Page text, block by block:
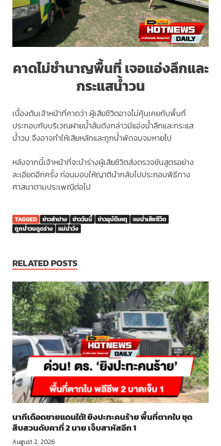
คาดไม่ชำนาญพื้นที่ เจอแอ่งลึกและ
กระแสน้ำวน
เบื้องต้นเจ้าหน้าที่คาดว่า ผู้เสียชีวิตอาจไม่คุ้นเคยกับพื้นที่
ประกอบกับบริเวณฝายน้ำล้นดังกล่าวมีแอ่งน้ำลึกและกระแส
น้ำวน จึงอาจทำให้เสียหลักและถูกน้ำพัดจนจมหายไป
หลังจากนี้เจ้าหน้าที่จะนำร่างผู้เสียชีวิตส่งตรวจชันสูตรอย่าง
ละเอียดอีกครั้ง ก่อนมอบให้ญาตินำกลับไปประกอบพิธีทาง
ศาสนาตามประเพณีต่อไป
TAGGED ข่าวลำปาง ข่าววันนี้ ข่าวอุบัติเหตุ
จมน้ำเสียชีวิต
ถูกน้ำวนดูดร่าง
แม่น้ำวัง
RELATED POSTS
นาทีเดือดชายแดนใต้! ยิงปะทะคนร้าย พื้นที่ตากใบ ชุด
สืบสวนดับคาที่ 2 นาย เจ็บสาหัสอีก 1
August 2, 2026